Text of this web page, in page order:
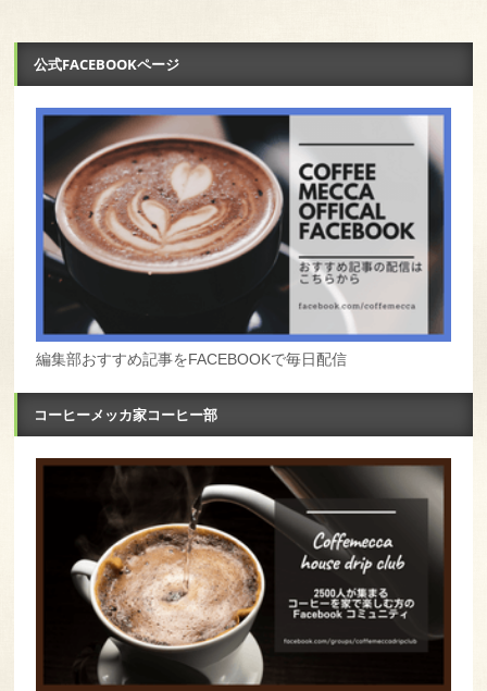
公式FACEBOOKページ
編集部おすすめ記事をFACEBOOKで毎日配信
コーヒーメッカ家コーヒー部